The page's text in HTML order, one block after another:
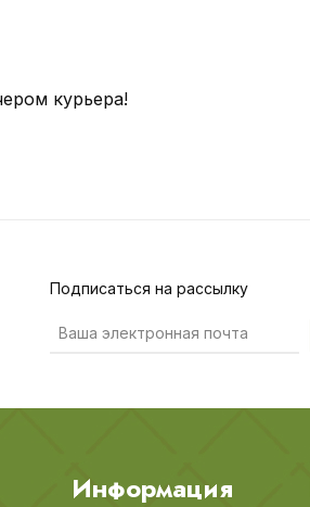
курьера!
Подписаться на рассылку
Информация